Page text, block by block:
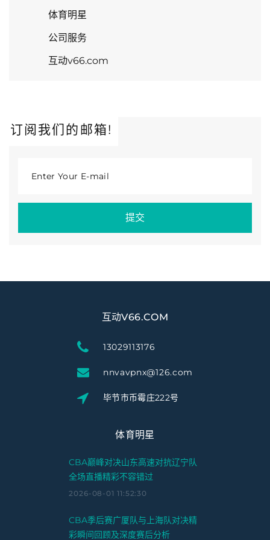
体育明星
公司服务
互动v66.com
订阅我们的邮箱!
Enter Your E-mail
提交
互动V66.COM
13029113176
nnvavpnx@126.com
毕节市币霉庄222号
体育明星
CBA巅峰对决山东高速对抗辽宁队
全场直播精彩不容错过
2026-08-01 11:52:30
CBA季后赛广厦队与上海队对决精
彩瞬间回顾及深度赛后分析